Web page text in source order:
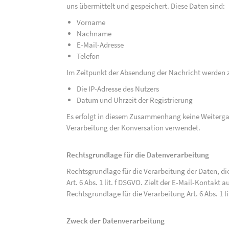
uns übermittelt und gespeichert. Diese Daten sind:
Vorname
Nachname
E-Mail-Adresse
Telefon
Im Zeitpunkt der Absendung der Nachricht werden
Die IP-Adresse des Nutzers
Datum und Uhrzeit der Registrierung
Es erfolgt in diesem Zusammenhang keine
Verarbeitung der Konversation verwendet.
Rechtsgrundlage für die Datenverarbeitung
Rechtsgrundlage für die Verarbeitung der Daten,
Art. 6 Abs. 1 lit. f DSGVO. Zielt der E-Mail-Kontakt
Rechtsgrundlage für die Verarbeitung Art. 6 Abs. 1
Zweck der Datenverarbeitung